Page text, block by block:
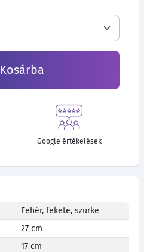
Kosárba
Google értékelések
Fehér, fekete, szürke
27 cm
17 cm